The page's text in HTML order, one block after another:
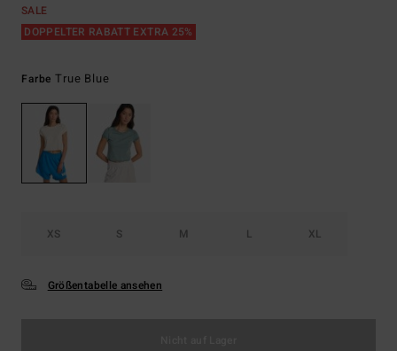
SALE
DOPPELTER RABATT EXTRA 25%
FarbeTrue Blue
XS S M L XL
Größentabelle ansehen